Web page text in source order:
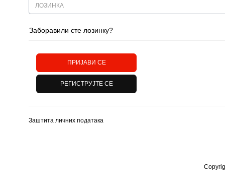
Заборавили сте лозинку?
Заштита личних података